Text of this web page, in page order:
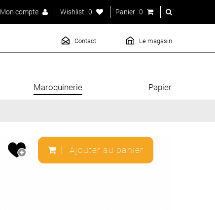
Panier 0
Wishlist 0
Mon compte
Le magasin
Contact
Maroquinerie Papier
Ajouter au panier